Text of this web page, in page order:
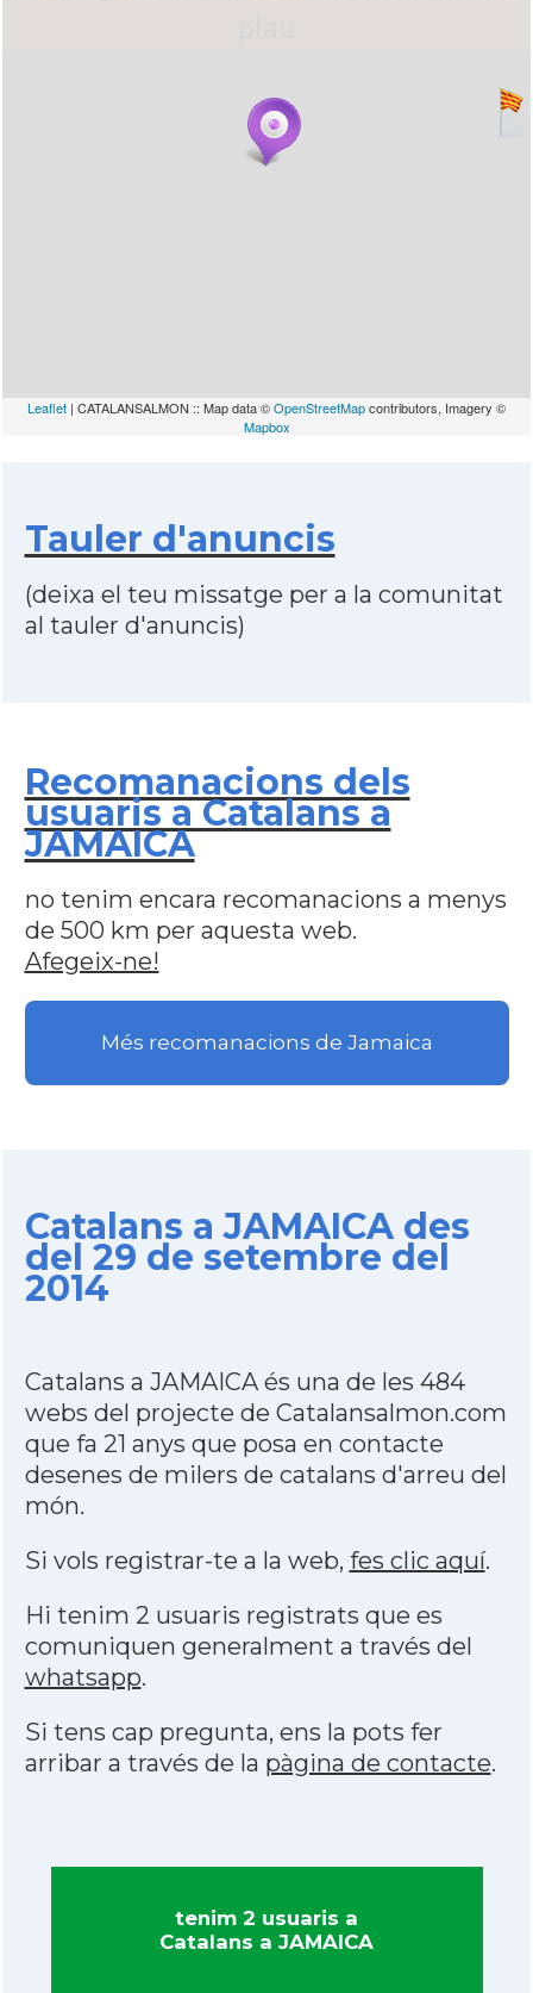
Leaflet | CATALANSALMON :: Map data ©OpenStreetMapcontributors, Imagery ©
Mapbox
Tauler d'anuncis
(deixa el teu missatge per a la comunitat
al tauler d'anuncis)
Recomanacions dels
usuaris a Catalans a
JAMAICA
no tenim encara recomanacions a menys
de 500 km per aquesta web.
Afegeix-ne!
Més recomanacions de Jamaica
Catalans a JAMAICA des
del 29 de setembre del
2014
Catalans a JAMAICA és una de les 484
webs del projecte de Catalansalmon.com
que fa 21 anys que posa en contacte
desenes de milers de catalans d'arreu del
món.
Si vols registrar-te a la web, fes clic aquí.
Hi tenim 2 usuaris registrats que es
comuniquen generalment a través del
whatsapp.
Si tens cap pregunta, ens la pots fer
arribar a través de la pàgina de contacte.
tenim 2 usuaris a
Catalans a JAMAICA